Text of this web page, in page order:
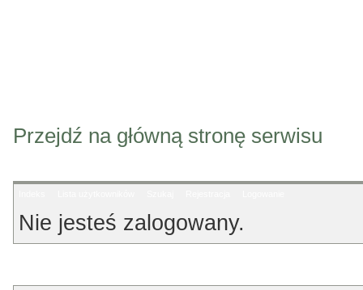
Przejdź na główną stronę serwisu
Nie jesteś zalogowany.